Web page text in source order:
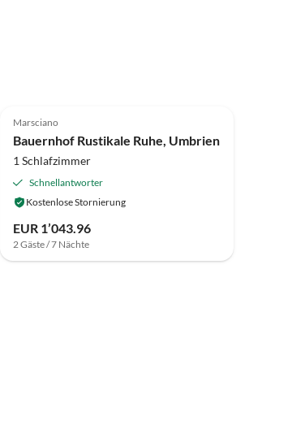
Marsciano
Bauernhof Rustikale Ruhe, Umbrien
1 Schlafzimmer
Schnellantworter
Kostenlose Stornierung
EUR 1’043.96
2 Gäste / 7 Nächte